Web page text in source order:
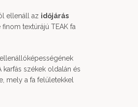
ellenáll az időjárás
finom textúrájú TEAK fa
karfás székek oldalán és
mely a fa felületekkel